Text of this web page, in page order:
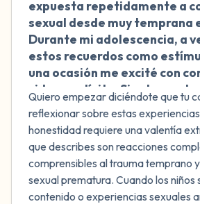
expuesta repetidamente a
sexual desde muy temprana
Durante mi adolescencia, a
estos recuerdos como
una ocasión me excité con
video explícito. Siento una
culpa por estas reacciones y
pregunto si es posible
También noto que ciertos
excitan y no sé si es normal.
sanar esta culpa y
reacciones?
Quiero empezar diciéndote que tu
reflexionar sobre estas
honestidad requiere una valentía
que describes son reacciones
comprensibles al trauma temprano
sexual prematura. Cuando los niños
contenido o experiencias sexuales